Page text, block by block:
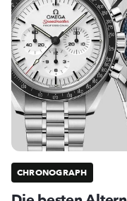
CHRONOGRAPH